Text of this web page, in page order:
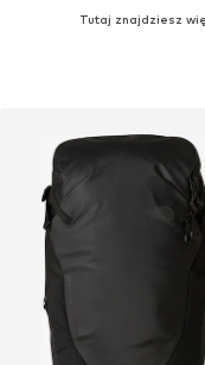
Tutaj znajdziesz